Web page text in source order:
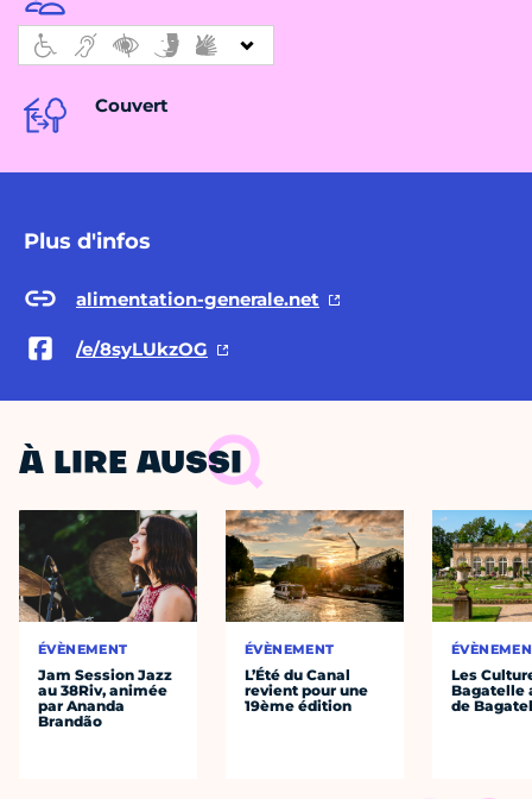
Couvert
Plus d'infos
alimentation-generale.net
/e/8syLUkzOG
À LIRE AUSSI
ÉVÈNEMENT
Jam Session Jazz
au 38Riv, animée
par Ananda
Brandão
ÉVÈNEMENT
L’Été du Canal
revient pour une
19ème édition
Les
Bagatelle
de